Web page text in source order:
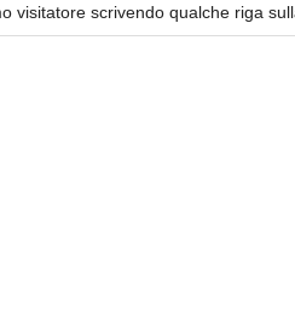
visitatore scrivendo qualche riga